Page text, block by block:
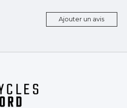
Ajouter un avis